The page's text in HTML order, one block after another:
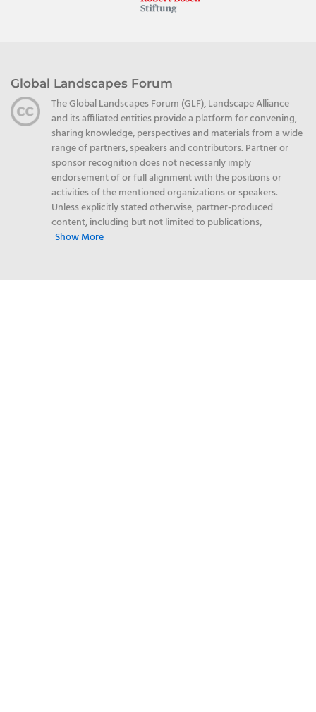
Global Landscapes Forum
The Global Landscapes Forum (GLF), Landscape Alliance
and its affiliated entities provide a platform for convening,
sharing knowledge, perspectives and materials from a wide
range of partners, speakers and contributors. Partner or
sponsor recognition does not necessarily imply
endorsement of or full alignment with the positions or
activities of the mentioned organizations or speakers.
Unless explicitly stated otherwise, partner-produced
content, including but not limited to publications,
Show More